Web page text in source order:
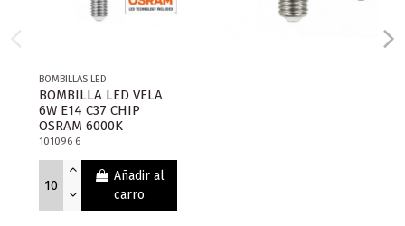
BOMBILLAS LED
BOMBILLA LED VELA
6W E14 C37 CHIP
OSRAM 6000K
101096 6
Añadir al
carro